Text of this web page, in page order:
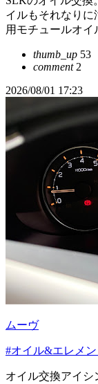
イルもそれなり
用モチュールオイ
thumb_up 53
comment2
2026/08/01 17:23
ムーヴ
#オイル&エレメ
オイル交換アイシ